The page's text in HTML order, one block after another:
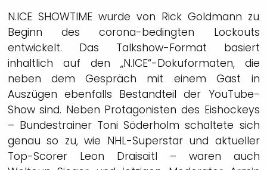
N.ICE SHOWTIME wurde von Rick Goldmann zu
Beginn des corona-bedingten Lockouts
entwickelt. Das Talkshow-Format basiert
inhaltlich auf den „N.ICE“-Dokuformaten, die
neben dem Gespräch mit einem Gast in
Auszügen ebenfalls Bestandteil der YouTube-
Show sind. Neben Protagonisten des Eishockeys
– Bundestrainer Toni Söderholm schaltete sich
genau so zu, wie NHL-Superstar und aktueller
Top-Scorer Leon Draisaitl – waren auch